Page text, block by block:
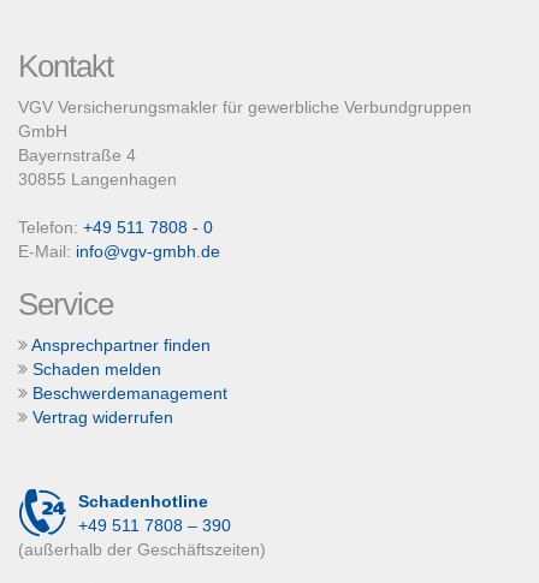
Kontakt
VGV Versicherungsmakler für gewerbliche Verbundgruppen
GmbH
Bayernstraße 4
30855 Langenhagen
Telefon: +49 511 7808 - 0
E-Mail: info@vgv-gmbh.de
Service
Ansprechpartner finden
Schaden melden
Beschwerdemanagement
Vertrag widerrufen
Schadenhotline
+49 511 7808 – 390
(außerhalb der Geschäftszeiten)